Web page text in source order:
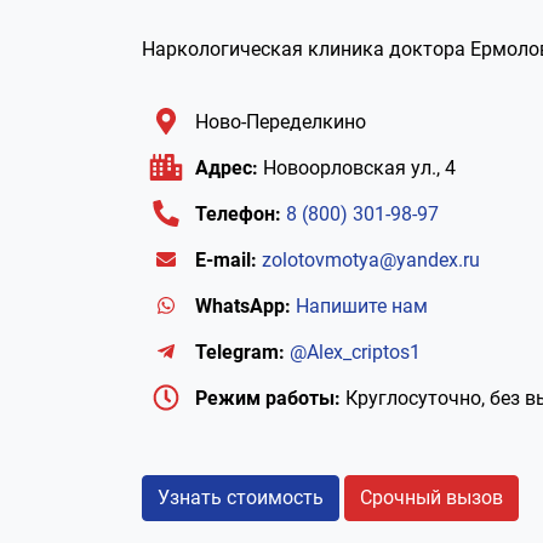
Наркологическая клиника доктора
Ново-Переделкино
Адрес: Новоорловская ул., 4
Телефон: 8 (800) 301-98-97
E-mail: zolotovmotya@yandex.ru
WhatsApp: Напишите нам
Telegram: @Alex_criptos1
Режим работы: Круглосуточно, без
Узнать стоимость Срочный вызов